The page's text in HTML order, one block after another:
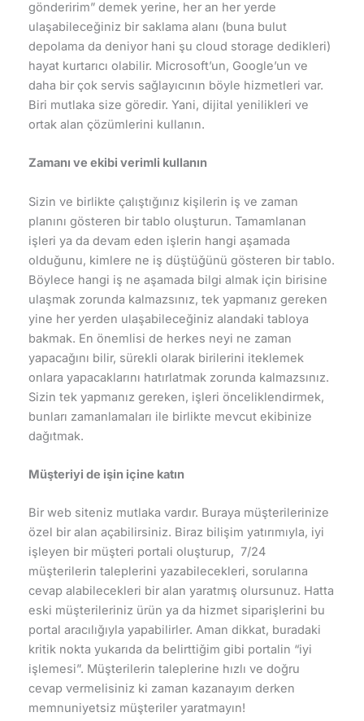
gönderirim” demek yerine, her an her yerde
ulaşabileceğiniz bir saklama alanı (buna bulut
depolama da deniyor hani şu cloud storage dedikleri)
hayat kurtarıcı olabilir. Microsoft’un, Google’un ve
daha bir çok servis sağlayıcının böyle hizmetleri var.
Biri mutlaka size göredir. Yani, dijital yenilikleri ve
ortak alan çözümlerini kullanın.
Zamanı ve ekibi verimli kullanın
Sizin ve birlikte çalıştığınız kişilerin iş ve zaman
planını gösteren bir tablo oluşturun. Tamamlanan
işleri ya da devam eden işlerin hangi aşamada
olduğunu, kimlere ne iş düştüğünü gösteren bir tablo.
Böylece hangi iş ne aşamada bilgi almak için birisine
ulaşmak zorunda kalmazsınız, tek yapmanız gereken
yine her yerden ulaşabileceğiniz alandaki tabloya
bakmak. En önemlisi de herkes neyi ne zaman
yapacağını bilir, sürekli olarak birilerini iteklemek
onlara yapacaklarını hatırlatmak zorunda kalmazsınız.
Sizin tek yapmanız gereken, işleri önceliklendirmek,
bunları zamanlamaları ile birlikte mevcut ekibinize
dağıtmak.
Müşteriyi de işin içine katın
Bir web siteniz mutlaka vardır. Buraya müşterilerinize
özel bir alan açabilirsiniz. Biraz bilişim yatırımıyla, iyi
işleyen bir müşteri portali oluşturup, 7/24
müşterilerin taleplerini yazabilecekleri, sorularına
cevap alabilecekleri bir alan yaratmış olursunuz. Hatta
eski müşterileriniz ürün ya da hizmet siparişlerini bu
portal aracılığıyla yapabilirler. Aman dikkat, buradaki
kritik nokta yukarıda da belirttiğim gibi portalin “iyi
işlemesi”. Müşterilerin taleplerine hızlı ve doğru
cevap vermelisiniz ki zaman kazanayım derken
memnuniyetsiz müşteriler yaratmayın!